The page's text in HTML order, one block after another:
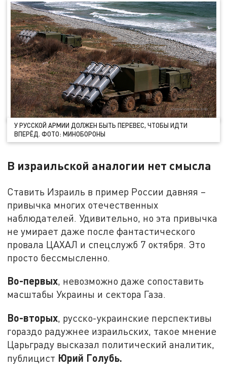
У РУССКОЙ АРМИИ ДОЛЖЕН БЫТЬ ПЕРЕВЕС, ЧТОБЫ ИДТИ
ВПЕРЁД. ФОТО: МИНОБОРОНЫ
В израильской аналогии нет смысла
Ставить Израиль в пример России давняя –
привычка многих отечественных
наблюдателей. Удивительно, но эта привычка
не умирает даже после фантастического
провала ЦАХАЛ и спецслужб 7 октября. Это
просто бессмысленно.
Во-первых, невозможно даже сопоставить
масштабы Украины и сектора Газа.
Во-вторых, русско-украинские перспективы
гораздо радужнее израильских, такое мнение
Царьграду высказал политический аналитик,
публицист Юрий Голубь.